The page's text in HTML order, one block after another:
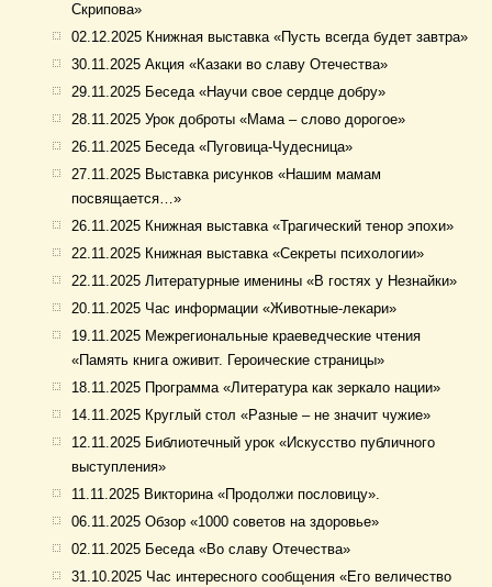
Скрипова»
02.12.2025 Книжная выставка «Пусть всегда будет завтра»
30.11.2025 Акция «Казаки во славу Отечества»
29.11.2025 Беседа «Научи свое сердце добру»
28.11.2025 Урок доброты «Мама – слово дорогое»
26.11.2025 Беседа «Пуговица-Чудесница»
27.11.2025 Выставка рисунков «Нашим мамам
посвящается…»
26.11.2025 Книжная выставка «Трагический тенор эпохи»
22.11.2025 Книжная выставка «Секреты психологии»
22.11.2025 Литературные именины «В гостях у Незнайки»
20.11.2025 Час информации «Животные-лекари»
19.11.2025 Межрегиональные краеведческие чтения
«Память книга оживит. Героические страницы»
18.11.2025 Программа «Литература как зеркало нации»
14.11.2025 Круглый стол «Разные – не значит чужие»
12.11.2025 Библиотечный урок «Искусство публичного
выступления»
11.11.2025 Викторина «Продолжи пословицу».
06.11.2025 Обзор «1000 советов на здоровье»
02.11.2025 Беседа «Во славу Отечества»
31.10.2025 Час интересного сообщения «Его величество